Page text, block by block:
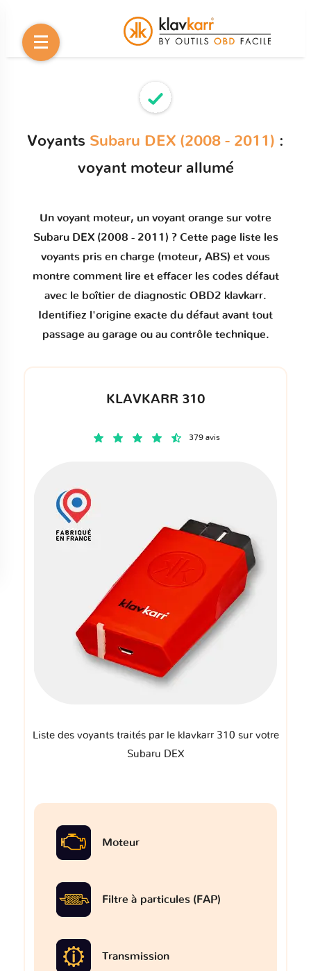
Voyants Subaru DEX (2008 - 2011) :
voyant moteur allumé
Un voyant moteur, un voyant orange sur votre
Subaru DEX (2008 - 2011) ? Cette page liste les
voyants pris en charge (moteur, ABS) et vous
montre comment lire et effacer les codes défaut
avec le boîtier de diagnostic OBD2 klavkarr.
Identifiez l'origine exacte du défaut avant tout
passage au garage ou au contrôle technique.
KLAVKARR 310
379 avis
Liste des voyants traités par le klavkarr 310 sur votre
Subaru DEX
Moteur
Filtre à particules (FAP)
Transmission